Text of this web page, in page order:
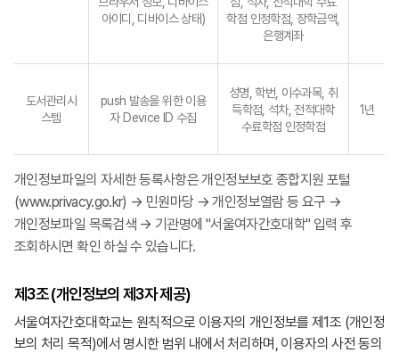
아이디, 디바이스 상태)
학점 인정학점, 장학금액,
은행계좌
도서관리시
스템
push 발송을 위한 이용
자 Device ID 수집
성명, 학번, 이수과목, 취
득학점, 석차, 전적대학
수료학점 인정학점
1년
개인정보파일의 자세한 등록사항은 개인정보보호 종합지원 포털
(www.privacy.go.kr) → 민원마당 → 개인정보열람 등 요구 →
개인정보파일 목록검색 → 기관명에 "서울여자간호대학" 입력 후
조회하시면 확인 하실 수 있습니다.
제3조 (개인정보의 제3자 제공)
서울여자간호대학교는 원칙적으로 이용자의 개인정보를 제1조 (개인정
보의 처리 목적)에서 명시한 범위 내에서 처리하며, 이용자의 사전 동의